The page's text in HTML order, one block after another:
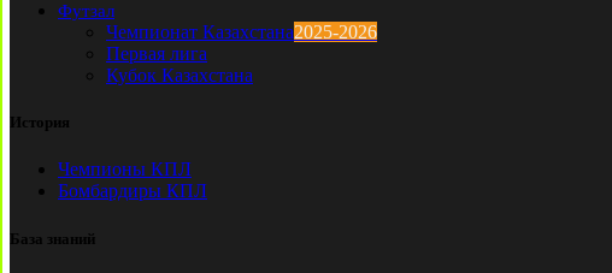
Футзал
Чемпионат Казахстана2025-2026
Первая лига
Кубок Казахстана
История
Чемпионы КПЛ
Бомбардиры КПЛ
База знаний